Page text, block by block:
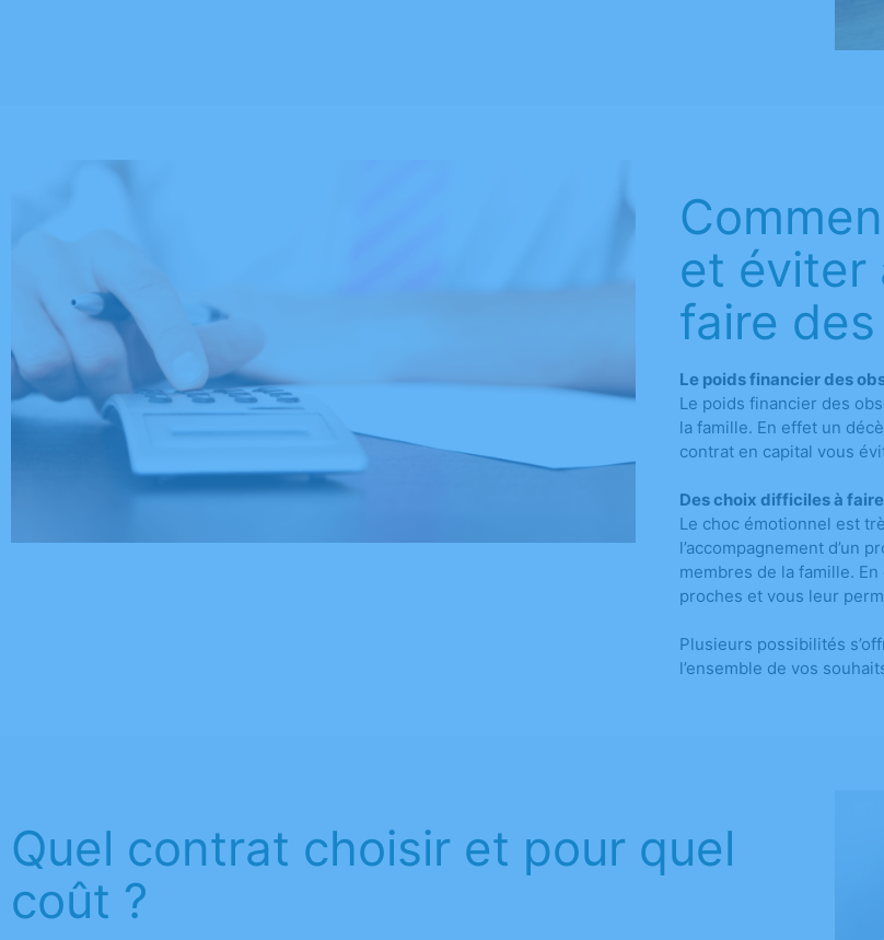
et éviter
faire
Le poids financier des
Le poids financier des
la famille. En effet un
contrat en capital vous
Des choix difficiles à faire
Le choc émotionnel est
l’accompagnement d’un
membres de la famille.
proches et vous leur
Plusieurs possibilités
l’ensemble de vos
Quel contrat choisir et pour quel
coût ?